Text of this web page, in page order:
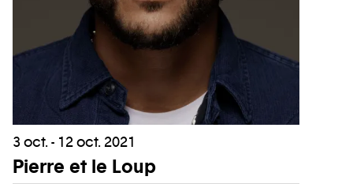
3 oct. - 12 oct. 2021
Pierre et le Loup